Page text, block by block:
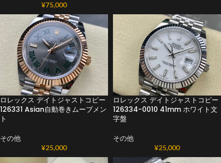
¥75,000
ロレックス デイトジャストコピー
126331 Asian自動巻きムーブメン
ト
その他
¥25,000
ロレックス デイトジャストコピー
126334-0010 41mm ホワイト文
字盤
その他
¥25,000